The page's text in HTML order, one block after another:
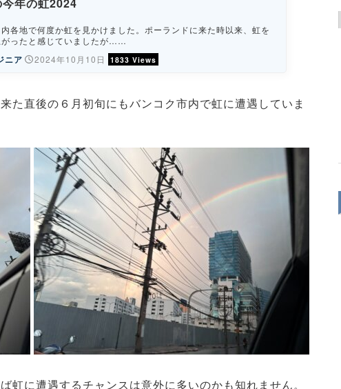
各地で何度か虹を見かけました。ポーランドに来た時以来、虹を
がったと感じていましたが……
ニア 2024年10月10日 1833 Views
直後の６月初旬にもバンコク市内で虹に遭遇していま
に遭遇するチャンスは意外に多いのかも知れません。